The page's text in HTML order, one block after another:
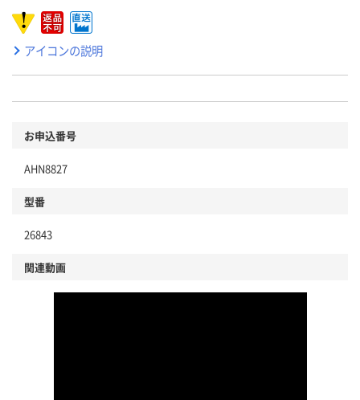
アイコンの説明
お申込番号
AHN8827
型番
26843
関連動画